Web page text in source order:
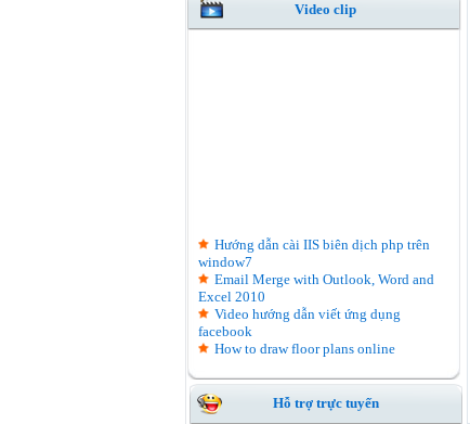
Video clip
Hướng dẫn cài IIS biên dịch php trên
window7
Email Merge with Outlook, Word and
Excel 2010
Video hướng dẫn viết ứng dụng
facebook
How to draw floor plans online
Hỗ trợ trực tuyến